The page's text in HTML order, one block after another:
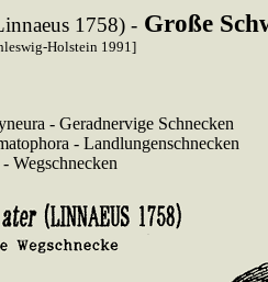
1758) - Große
Holstein 1991]
- Geradnervige Schnecken
- Landlungenschnecken
Wegschnecken